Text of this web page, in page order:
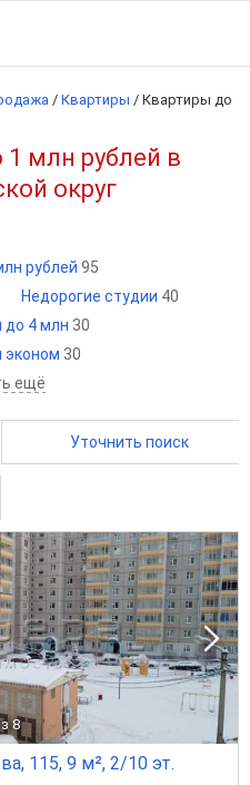
/ Квартиры / Квартиры до
млн рублей в
округ
рублей 95
Недорогие студии 40
до 4 млн 30
эконом 30
ещё
Уточнить поиск
8
115, 9 м², 2/10 эт.